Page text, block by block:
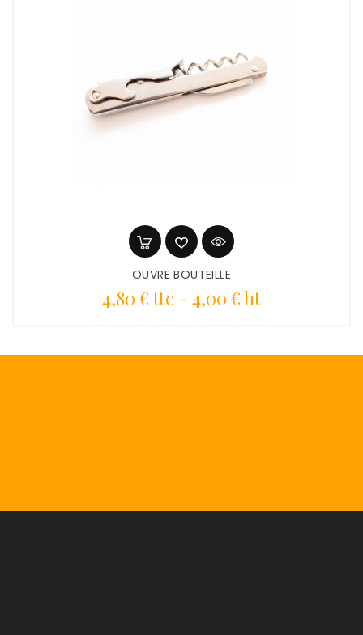
OUVRE BOUTEILLE
4,80 € ttc Prix
- 4,00 € ht